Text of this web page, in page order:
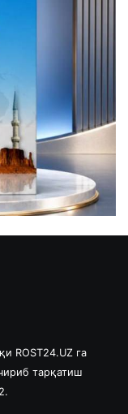
ROST24.UZ га
тарқатиш